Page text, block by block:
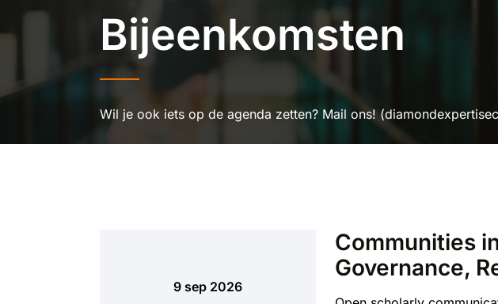
Bijeenkomsten
Wil je ook iets op de agenda zetten? Mail ons! (
9 sep 2026
Communities
Governance,